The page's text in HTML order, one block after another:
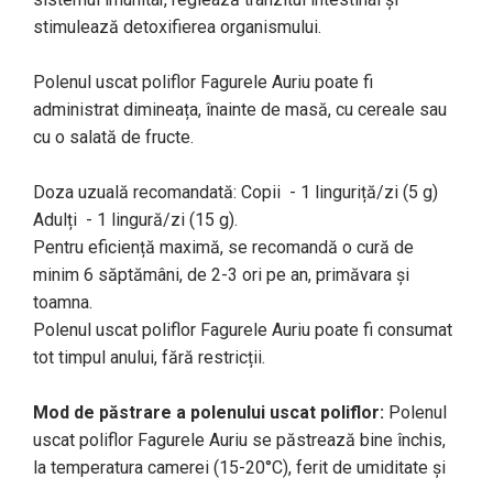
stimulează detoxifierea organismului.
Polenul uscat poliflor Fagurele Auriu poate fi
administrat dimineața, înainte de masă, cu cereale sau
cu o salată de fructe.
Doza uzuală recomandată: Copii - 1 linguriță/zi (5 g)
Adulți - 1 lingură/zi (15 g).
Pentru eficiență maximă, se recomandă o cură de
minim 6 săptămâni, de 2-3 ori pe an, primăvara și
toamna.
Polenul uscat poliflor Fagurele Auriu poate fi consumat
tot timpul anului, fără restricții.
Mod de păstrare a polenului uscat poliflor: Polenul
uscat poliflor Fagurele Auriu se păstrează bine închis,
la temperatura camerei (15-20°C), ferit de umiditate şi